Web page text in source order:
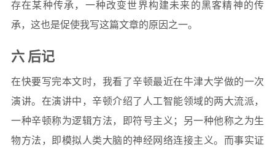
存在某种传承，一种改变世界构建未来的黑客精神的传
承，这也是促使我写这篇文章的原因之一。
六 后记
在快要写完本文时，我看了辛顿最近在牛津大学做的一次
演讲。在演讲中，辛顿介绍了人工智能领域的两大流派，
一种辛顿称为逻辑方法，即符号主义；另一种他称之为生
物方法，即模拟人类大脑的神经网络连接主义。而事实证